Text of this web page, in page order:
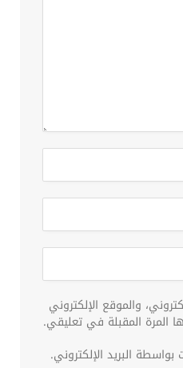
والموقع الإلكتروني
المرة المقبلة في تعليقي.
بواسطة البريد الإلكتروني.